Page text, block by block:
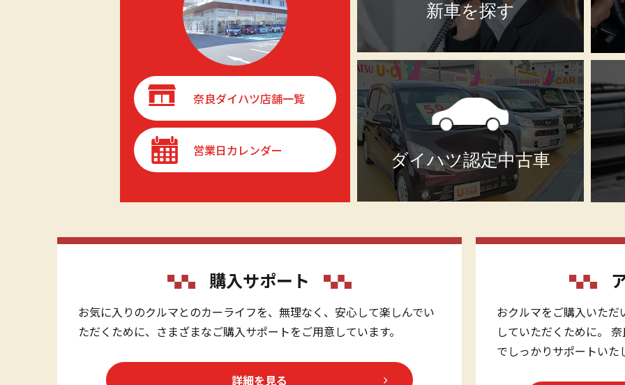
奈良ダイハツ店舗一覧
営業日カレンダー
新車を探す
ダイハツ認定中古車
購入サポート
お気に入りのクルマとのカーライフを、無理なく、安心して楽しんでい
ただくために、さまざまなご購入サポートをご用意しています。
詳細を見る
おクルマをご購入いた
していただくために。
でしっかりサポートいた